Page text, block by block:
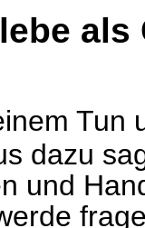
Tun
dazu
und